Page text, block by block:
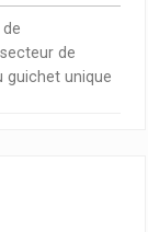
de
guichet unique